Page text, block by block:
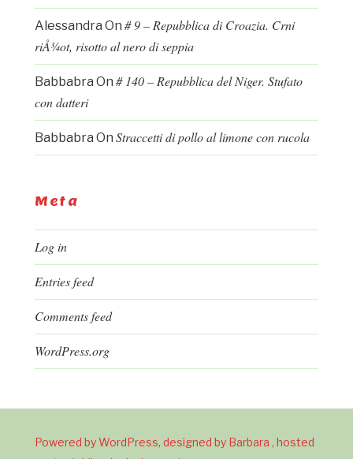
Alessandra On # 9 – Repubblica di Croazia. Crni
riÅ¾ot, risotto al nero di seppia
Babbabra On # 140 – Repubblica del Niger. Stufato
con datteri
Babbabra On Straccetti di pollo al limone con rucola
Meta
Log in
Entries feed
Comments feed
WordPress.org
Powered by WordPress, designed by Barbara , hosted